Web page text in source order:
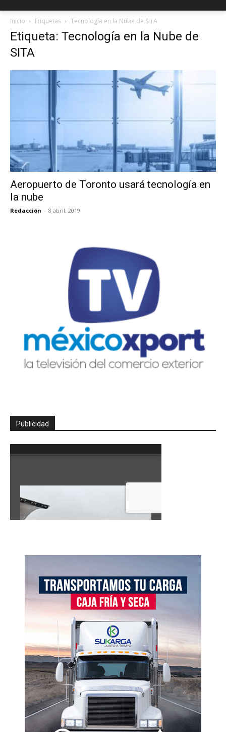
Inicio Etiquetas Tecnología en la Nube de SITA
Etiqueta: Tecnología en la Nube de
SITA
Aeropuerto de Toronto usará tecnología en
la nube
Redacción - 8 abril, 2019
Publicidad